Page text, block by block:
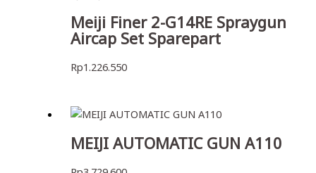
Meiji Finer 2-G14RE Spraygun
Aircap Set Sparepart
Rp1.226.550
MEIJI AUTOMATIC GUN A110